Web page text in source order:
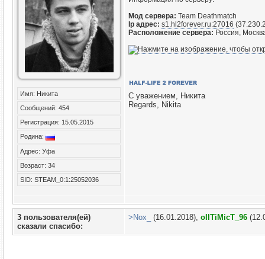
Имя: Никита
Сообщений: 454
Регистрация: 15.05.2015
Родина:
Адрес: Уфа
Возраст: 34
SID: STEAM_0:1:25052036
Мод сервера: Team Deathmatch
Ip адрес: s1.hl2forever.ru:27016
Расположение сервера: Россия,
С уважением, Никита
Regards, Nikita
3 пользователя(ей)
сказали cпасибо:
>Nox_ (16.01.2018), oIITiMicT_96